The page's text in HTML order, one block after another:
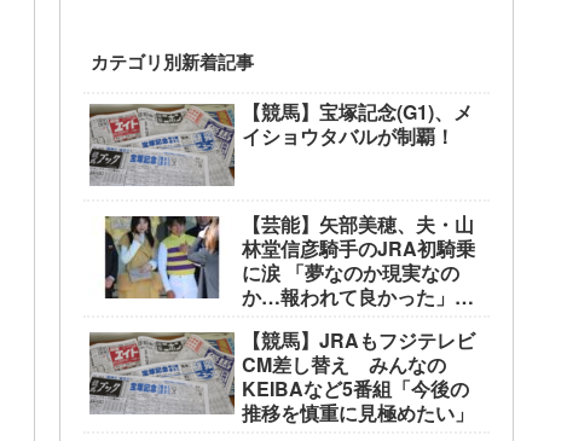
カテゴリ別新着記事
【競馬】宝塚記念(G1)、メ
イショウタバルが制覇！
【芸能】矢部美穂、夫・山
林堂信彦騎手のJRA初騎乗
に涙 「夢なのか現実なの
か…報われて良かった」
【競馬】JRAもフジテレビ
CM差し替え みんなの
KEIBAなど5番組「今後の
推移を慎重に見極めたい」